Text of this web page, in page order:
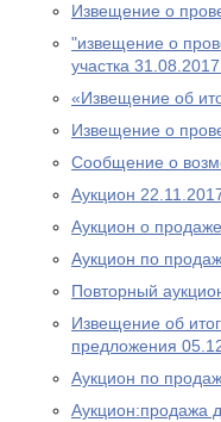
Извещение о
"извещение о
участка
«Извещение об
Извещение о
Сообщение о
Аукцион
Аукцион о
Аукцион по
Повторный
Извещение об
предложения
Аукцион по
Аукцион:продажа